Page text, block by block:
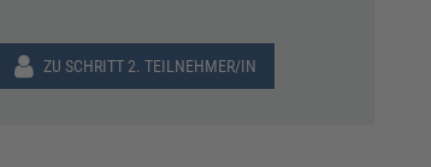
ZU SCHRITT 2. TEILNEHMER/IN